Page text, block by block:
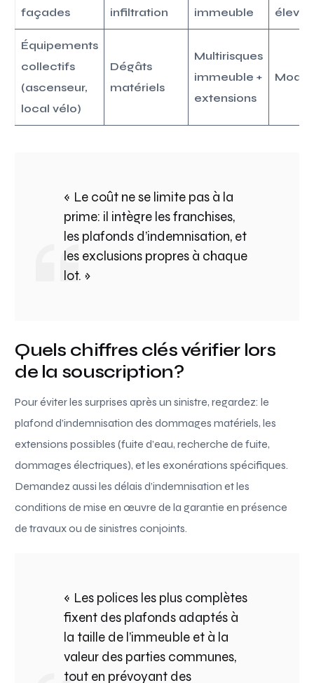
façades
infiltration
immeuble
élevé
Équipements
collectifs
(ascenseur,
local vélo)
Dégâts
matériels
Multirisques
immeuble +
extensions
« Le coût ne se limite pas à la
prime: il intègre les franchises,
les plafonds d’indemnisation, et
les exclusions propres à chaque
lot. »
Quels chiffres clés vérifier lors
de la souscription?
Pour éviter les surprises après un sinistre, regardez: le
plafond d’indemnisation des dommages matériels, les
extensions possibles (fuite d’eau, recherche de fuite,
dommages électriques), et les exonérations spécifiques.
Demandez aussi les délais d’indemnisation et les
conditions de mise en œuvre de la garantie en présence
de travaux ou de sinistres conjoints.
« Les polices les plus complètes
fixent des plafonds adaptés à
la taille de l’immeuble et à la
valeur des parties communes,
tout en prévoyant des